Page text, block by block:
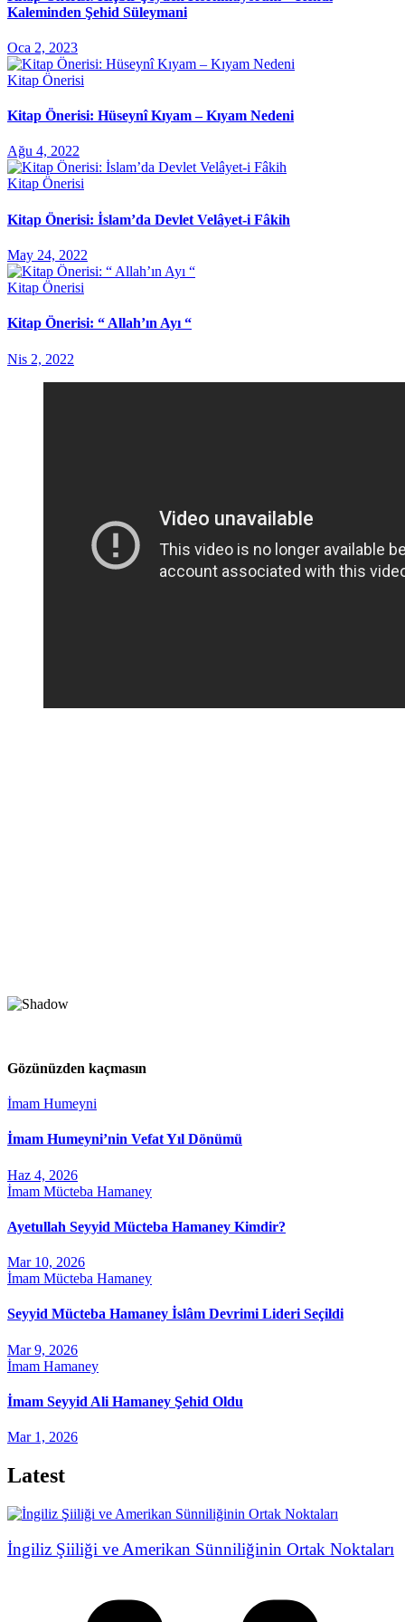
Kaleminden Şehid Süleymani
Oca 2, 2023
Kitap Önerisi
Kitap Önerisi: Hüseynî Kıyam – Kıyam Nedeni
Ağu 4, 2022
Kitap Önerisi
Kitap Önerisi: İslam’da Devlet Velâyet-i Fâkih
May 24, 2022
Kitap Önerisi
Kitap Önerisi: “ Allah’ın Ayı “
Nis 2, 2022
Gözünüzden kaçmasın
İmam Humeyni
İmam Humeyni’nin Vefat Yıl Dönümü
Haz 4, 2026
İmam Mücteba Hamaney
Ayetullah Seyyid Mücteba Hamaney Kimdir?
Mar 10, 2026
İmam Mücteba Hamaney
Seyyid Mücteba Hamaney İslâm Devrimi Lideri Seçildi
Mar 9, 2026
İmam Hamaney
İmam Seyyid Ali Hamaney Şehid Oldu
Mar 1, 2026
Latest
İngiliz Şiiliği ve Amerikan Sünniliğinin Ortak Noktaları